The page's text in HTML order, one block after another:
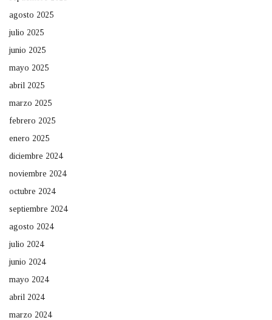
agosto 2025
julio 2025
junio 2025
mayo 2025
abril 2025
marzo 2025
febrero 2025
enero 2025
diciembre 2024
noviembre 2024
octubre 2024
septiembre 2024
agosto 2024
julio 2024
junio 2024
mayo 2024
abril 2024
marzo 2024